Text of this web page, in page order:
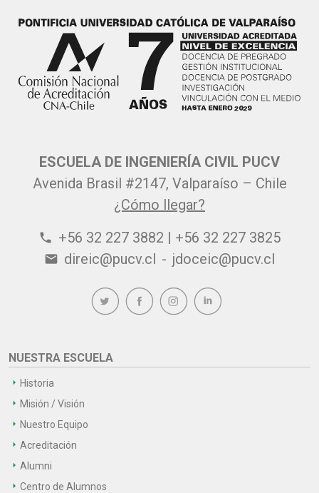
ESCUELA DE INGENIERÍA CIVIL PUCV
Avenida Brasil #2147, Valparaíso – Chile
¿Cómo llegar?
phone +56 32 227 3882 | +56 32 227 3825
email direic@pucv.cl - jdoceic@pucv.cl
NUESTRA ESCUELA
Historia
Misión / Visión
Nuestro Equipo
Acreditación
Alumni
Centro de Alumnos